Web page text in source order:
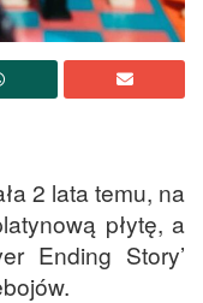
2 lata temu, na
płytę, a
Ending Story’